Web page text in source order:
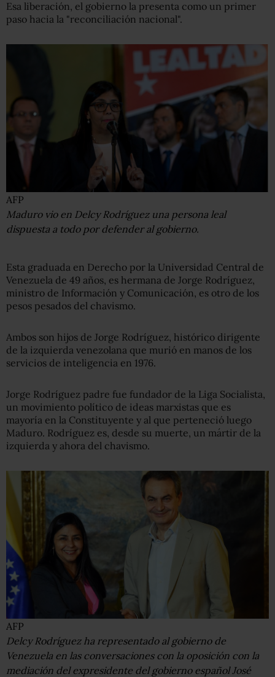
Esa liberación, el gobierno la presenta como un primer
paso hacia la "reconciliación nacional".
AFP
Maduro vio en Delcy Rodríguez una persona leal
dispuesta a todo por defender al gobierno.
Esta graduada en Derecho por la Universidad Central de
Venezuela de 49 años, es hermana de Jorge Rodríguez,
ministro de Información y Comunicación, es otro de los
pesos pesados del chavismo.
Ambos son hijos de Jorge Rodríguez, histórico dirigente
de la izquierda venezolana que murió en manos de los
servicios de inteligencia en 1976.
Jorge Rodríguez padre fue fundador de la Liga Socialista,
un movimiento político de ideas marxistas que es
mayoría en la Constituyente y al que perteneció luego
Maduro. Rodríguez es, desde su muerte, un mártir de la
izquierda y ahora del chavismo.
AFP
Delcy Rodríguez ha representado al gobierno de
Venezuela en las conversaciones con la oposición con la
mediación del expresidente del gobierno español José